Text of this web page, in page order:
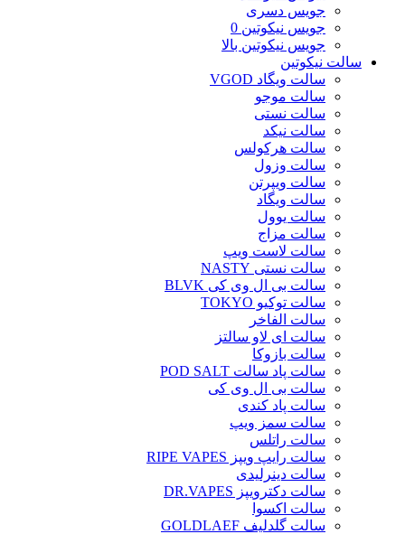
جویس دسری
جویس نیکوتین 0
جویس نیکوتین بالا
سالت نیکوتین
سالت ویگاد VGOD
سالت موجو
سالت نستی
سالت نیکد
سالت هرکولس
سالت وزول
سالت ویپرتن
سالت ویگاد
سالت یوول
سالت مزاج
سالت لاست ویپ
سالت نستی NASTY
سالت بی ال وی کی BLVK
سالت توکیو TOKYO
سالت الفاخر
سالت ای لاو سالتز
سالت بازوکا
سالت پاد سالت POD SALT
سالت بی ال وی کی
سالت پاد کندی
سالت سمز ویپ
سالت راتلس
سالت رایپ ویپز RIPE VAPES
سالت دینرلیدی
سالت دکترویپز DR.VAPES
سالت اکسوا
سالت گلدلیف GOLDLAEF